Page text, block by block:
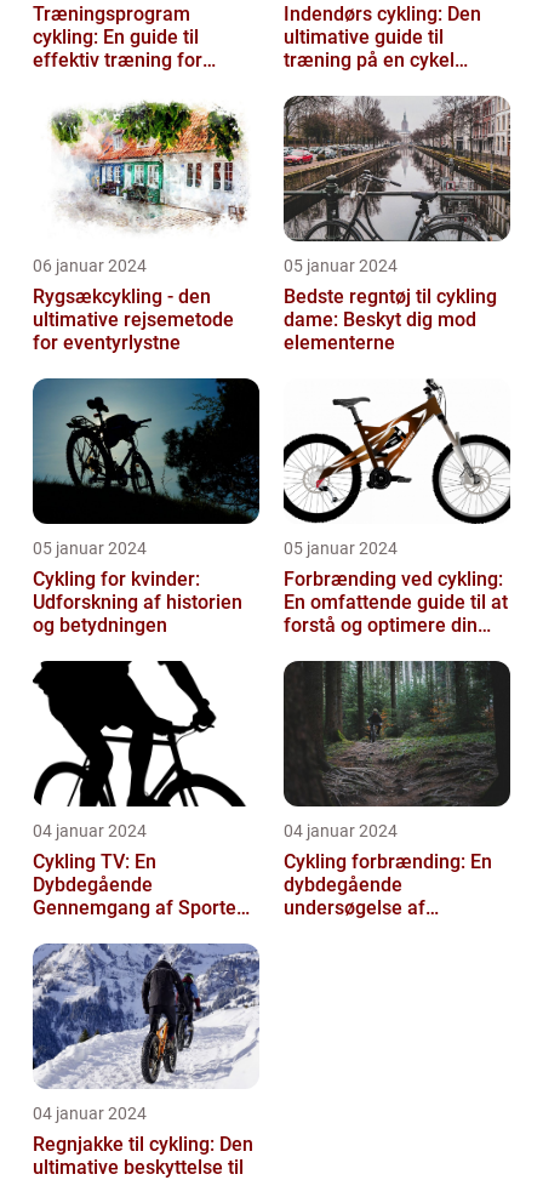
Træningsprogram
cykling: En guide til
effektiv træning for
Indendørs cykling: Den
ultimative guide til
træning på en cykel
06 januar 2024
Rygsækcykling - den
ultimative rejsemetode
for eventyrlystne
05 januar 2024
Bedste regntøj til cykling
dame: Beskyt dig mod
elementerne
05 januar 2024
Cykling for kvinder:
Udforskning af historien
og betydningen
05 januar 2024
Forbrænding ved cykling:
En omfattende guide til at
forstå og optimere din
04 januar 2024
Cykling TV: En
Dybdegående
Gennemgang af Sportens
04 januar 2024
Cykling forbrænding: En
dybdegående
undersøgelse af
04 januar 2024
Regnjakke til cykling: Den
ultimative beskyttelse til